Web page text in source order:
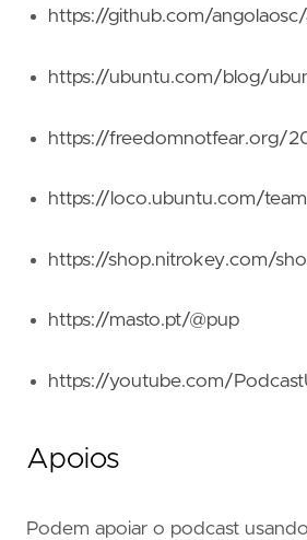
https://github.com/
https://ubuntu.com/blog/
https://freedomnotfear.org/
https://loco.ubuntu.com/
https://shop.nitrokey.com/
https://masto.pt/@pup
https://youtube.com/
Apoios
Podem apoiar o podcast